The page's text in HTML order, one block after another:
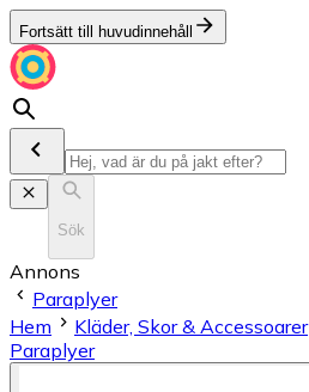
Fortsätt till huvudinnehåll
Sök
Annons
Paraplyer
Hem
Kläder, Skor & Accessoarer
Paraplyer